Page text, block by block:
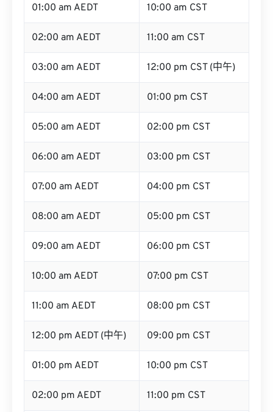
01:00 am AEDT 10:00 am CST
02:00 am AEDT 11:00 am CST
03:00 am AEDT 12:00 pm CST (中午)
04:00 am AEDT 01:00 pm CST
05:00 am AEDT 02:00 pm CST
06:00 am AEDT 03:00 pm CST
07:00 am AEDT 04:00 pm CST
08:00 am AEDT 05:00 pm CST
09:00 am AEDT 06:00 pm CST
10:00 am AEDT 07:00 pm CST
11:00 am AEDT 08:00 pm CST
12:00 pm AEDT (中午) 09:00 pm CST
01:00 pm AEDT 10:00 pm CST
02:00 pm AEDT 11:00 pm CST